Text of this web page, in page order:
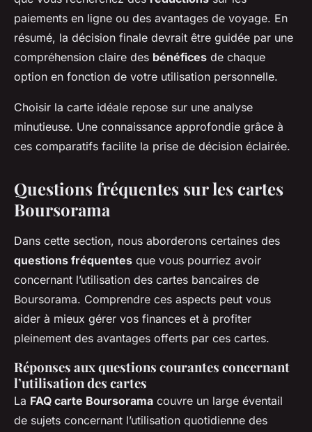
paiements en ligne ou des avantages de voyage. En
résumé, la décision finale devrait être guidée par une
compréhension claire des bénéfices de chaque
option en fonction de votre utilisation personnelle.
Choisir la carte idéale repose sur une analyse
minutieuse. Une connaissance approfondie grâce à
ces comparatifs facilite la prise de décision éclairée.
Questions fréquentes sur les cartes
Boursorama
Dans cette section, nous aborderons certaines des
questions fréquentes que vous pourriez avoir
concernant l’utilisation des cartes bancaires de
Boursorama. Comprendre ces aspects peut vous
aider à mieux gérer vos finances et à profiter
pleinement des avantages offerts par ces cartes.
Réponses aux questions courantes concernant
l’utilisation des cartes
La FAQ carte Boursorama couvre un large éventail
de sujets concernant l’utilisation quotidienne des